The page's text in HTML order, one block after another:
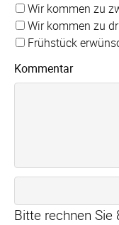
Wir kommen zu
Wir kommen zu
Frühstück
Kommentar
Bitte rechnen Sie